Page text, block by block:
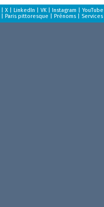
|X |LinkedIn |VK |Instagram |YouTube
|Paris pittoresque |Prénoms Services